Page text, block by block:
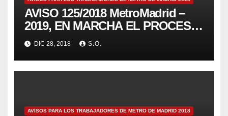
AVISO 125/2018 MetroMadrid –
2019, EN MARCHA EL PROCESO
ASAMBLEARIO
DIC 28, 2018 S.O.
AVISOS PARA LOS TRABAJADORES DE METRO DE MADRID 2018